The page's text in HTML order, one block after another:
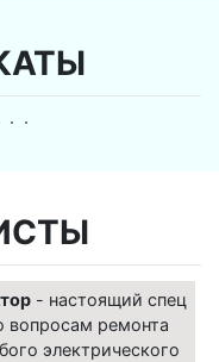
- настоящий спец
вопросам ремонта
электрического